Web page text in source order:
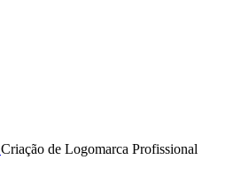
Criação de Logomarca Profissional